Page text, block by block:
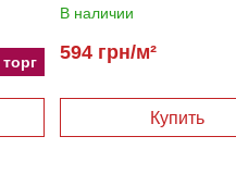
торг
В наличии
594 грн/м²